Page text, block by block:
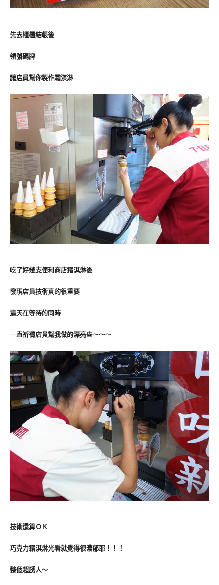
先去櫃檯結帳後
領號碼牌
讓店員幫你製作霜淇淋
吃了好幾支便利商店霜淇淋後
發現店員技術真的很重要
這天在等待的同時
一直祈禱店員幫我做的漂亮些～～～
技術還算ＯＫ
巧克力霜淇淋光看就覺得很濃郁耶！！！
整個超誘人～